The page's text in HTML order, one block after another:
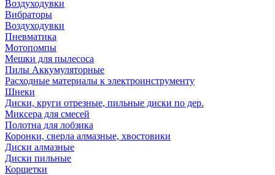
Воздуходувки
Вибраторы
Воздуходувки
Пневматика
Мотопомпы
Мешки для пылесоса
Пилы Аккумуляторные
Расходные материалы к электроинструменту
Шнеки
Диски, круги отрезные, пильные диски по дер.
Миксера для смесей
Полотна для лобзика
Коронки, сверла алмазные, хвостовики
Диски алмазные
Диски пильные
Корщетки